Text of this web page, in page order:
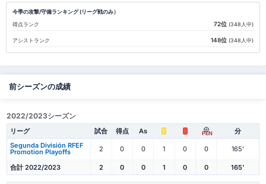
今季の攻撃/守備ランキング (リーグ戦のみ）
得点ランク
72位 (348人中)
アシストランク 148位 (348人中)
前シーズンの成績
2022/2023シーズン
リーグ 試合 得点 As PEN
分
Segunda División RFEF
Promotion Playoffs 2 0 0 1 0 0 165'
合計 2022/2023 2 0 0 1 0 0 165'